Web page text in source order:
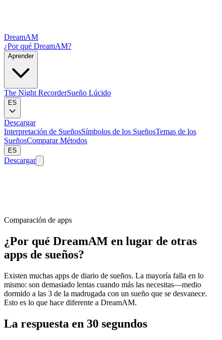
DreamAM
¿Por qué DreamAM?
Aprender
The Night RecorderSueño Lúcido
ES
Descargar
Interpretación de SueñosSímbolos de los SueñosTemas de los
SueñosComparar Métodos
ES
Descargar
Comparación de apps
¿Por qué DreamAM en lugar de otras
apps de sueños?
Existen muchas apps de diario de sueños. La mayoría falla en lo
mismo: son demasiado lentas cuando más las necesitas—medio
dormido a las 3 de la madrugada con un sueño que se desvanece.
Esto es lo que hace diferente a DreamAM.
La respuesta en 30 segundos